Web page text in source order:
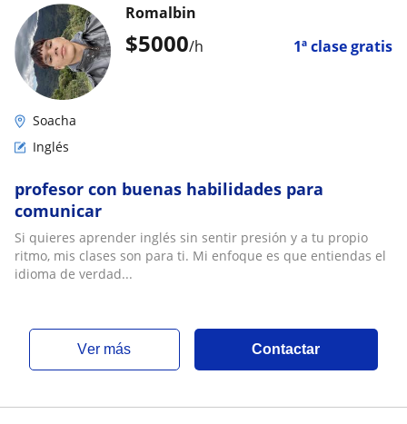
$5000/h 1ª clase gratis
Romalbin
Soacha
Inglés
profesor con buenas habilidades para
comunicar
Si quieres aprender inglés sin sentir presión y a tu propio
ritmo, mis clases son para ti. Mi enfoque es que entiendas el
idioma de verdad...
ver más Contactar